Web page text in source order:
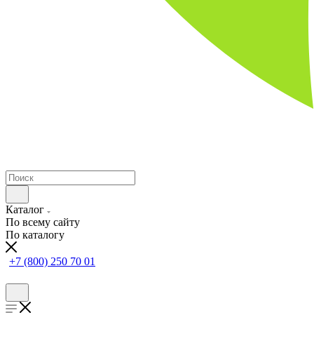
Каталог
По всему сайту
По каталогу
+7 (800) 250 70 01